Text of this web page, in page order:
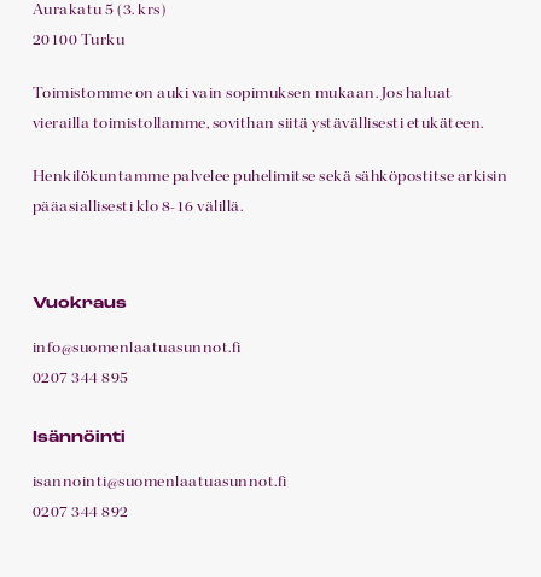
Aurakatu 5 (3. krs)
20100 Turku
Toimistomme on auki vain sopimuksen mukaan. Jos haluat
vierailla toimistollamme, sovithan siitä ystävällisesti etukäteen.
Henkilökuntamme palvelee puhelimitse sekä sähköpostitse arkisin
pääasiallisesti klo 8-16 välillä.
Vuokraus
info@suomenlaatuasunnot.fi
0207 344 895
Isännöinti
isannointi@suomenlaatuasunnot.fi
0207 344 892